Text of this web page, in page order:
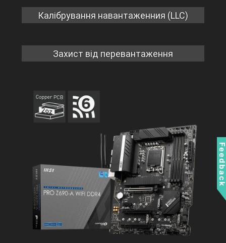
Калібрування навантаженния (LLC)
Захист від перевантаження